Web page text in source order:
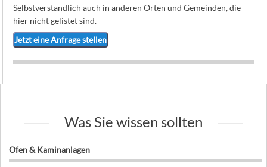
Selbstverständlich auch in anderen Orten und Gemeinden, die
hier nicht gelistet sind.
Jetzt eine Anfrage stellen
Was Sie wissen sollten
Ofen & Kaminanlagen